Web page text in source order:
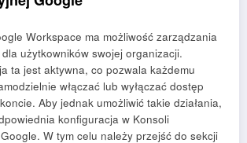
Workspace ma możliwość zarządzania
użytkowników swojej organizacji.
ta jest aktywna, co pozwala każdemu
włączać lub wyłączać dostęp
Aby jednak umożliwić takie działania,
konfiguracja w Konsoli
W tym celu należy przejść do sekcji